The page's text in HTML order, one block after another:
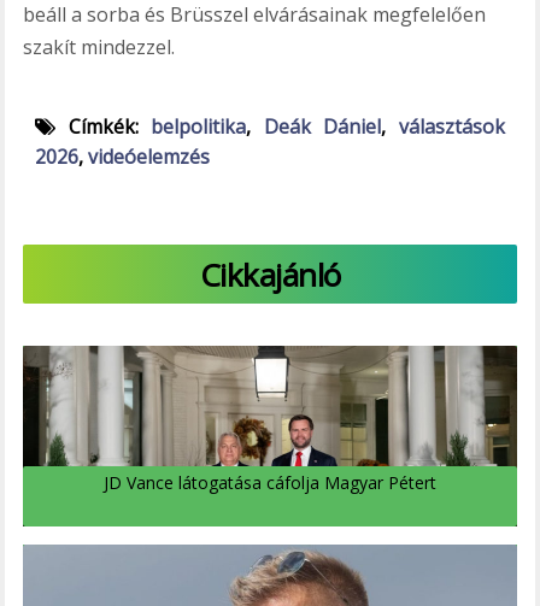
beáll a sorba és Brüsszel elvárásainak megfelelően
szakít mindezzel.
Címkék: belpolitika, Deák Dániel, választások
2026,videóelemzés
Cikkajánló
JD Vance látogatása cáfolja Magyar Pétert